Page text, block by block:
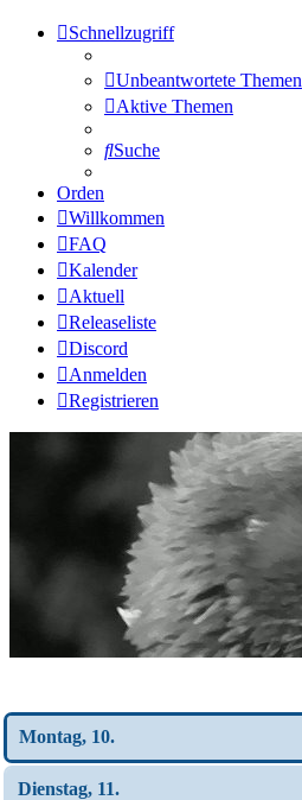
Schnellzugriff
Unbeantwortete Themen
Aktive Themen
Suche
Orden
Willkommen
FAQ
Kalender
Aktuell
Releaseliste
Discord
Anmelden
Registrieren
Montag, 10.
Dienstag, 11.